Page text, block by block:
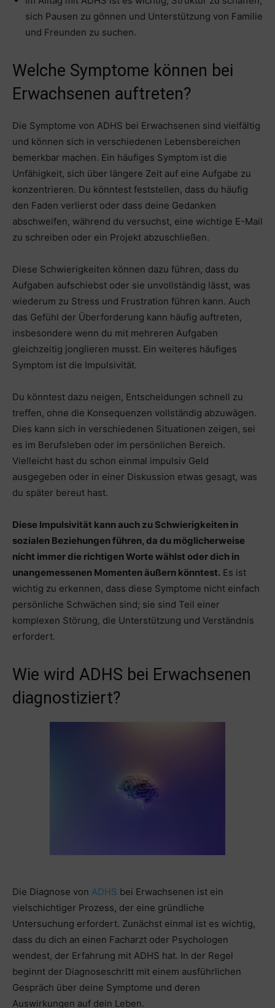
sich Pausen zu gönnen und Unterstützung von Familie
und Freunden zu suchen.
Welche Symptome können bei
Erwachsenen auftreten?
Die Symptome von ADHS bei Erwachsenen sind vielfältig
und können sich in verschiedenen Lebensbereichen
bemerkbar machen. Ein häufiges Symptom ist die
Unfähigkeit, sich über längere Zeit auf eine Aufgabe zu
konzentrieren. Du könntest feststellen, dass du häufig
den Faden verlierst oder dass deine Gedanken
abschweifen, während du versuchst, eine wichtige E-Mail
zu schreiben oder ein Projekt abzuschließen.
Diese Schwierigkeiten können dazu führen, dass du
Aufgaben aufschiebst oder sie unvollständig lässt, was
wiederum zu Stress und Frustration führen kann. Auch
das Gefühl der Überforderung kann häufig auftreten,
insbesondere wenn du mit mehreren Aufgaben
gleichzeitig jonglieren musst. Ein weiteres häufiges
Symptom ist die Impulsivität.
Du könntest dazu neigen, Entscheidungen schnell zu
treffen, ohne die Konsequenzen vollständig abzuwägen.
Dies kann sich in verschiedenen Situationen zeigen, sei
es im Berufsleben oder im persönlichen Bereich.
Vielleicht hast du schon einmal impulsiv Geld
ausgegeben oder in einer Diskussion etwas gesagt, was
du später bereut hast.
Diese Impulsivität kann auch zu Schwierigkeiten in
sozialen Beziehungen führen, da du möglicherweise
nicht immer die richtigen Worte wählst oder dich in
unangemessenen Momenten äußern könntest. Es ist
wichtig zu erkennen, dass diese Symptome nicht einfach
persönliche Schwächen sind; sie sind Teil einer
komplexen Störung, die Unterstützung und Verständnis
erfordert.
Wie wird ADHS bei Erwachsenen
diagnostiziert?
Die Diagnose von ADHS bei Erwachsenen ist ein
vielschichtiger Prozess, der eine gründliche
Untersuchung erfordert. Zunächst einmal ist es wichtig,
dass du dich an einen Facharzt oder Psychologen
wendest, der Erfahrung mit ADHS hat. In der Regel
beginnt der Diagnoseschritt mit einem ausführlichen
Gespräch über deine Symptome und deren
Auswirkungen auf dein Leben.